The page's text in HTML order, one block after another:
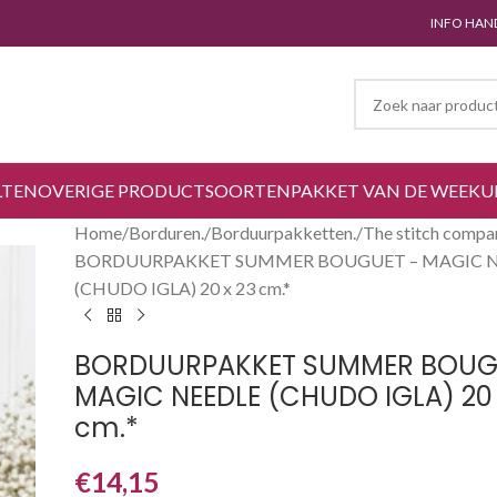
INFO
OVERIGE PRODUCTSOORTENPAKKET VAN DE WEEK
Home Borduren. Borduurpakketten. The stitch
BORDUURPAKKET SUMMER BOUGUET – MAGIC
(CHUDO IGLA) 20 x 23 cm.*
BORDUURPAKKET SUMMER
MAGIC NEEDLE (CHUDO IGLA)
cm.*
€14,15